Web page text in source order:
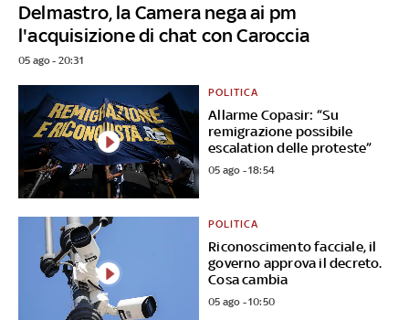
Delmastro, la Camera nega ai pm
l'acquisizione di chat con Caroccia
05 ago - 20:31
Allarme Copasir: “Su
remigrazione possibile
escalation delle proteste”
POLITICA
05 ago - 18:54
Riconoscimento facciale, il
governo approva il decreto.
Cosa cambia
POLITICA
05 ago - 10:50